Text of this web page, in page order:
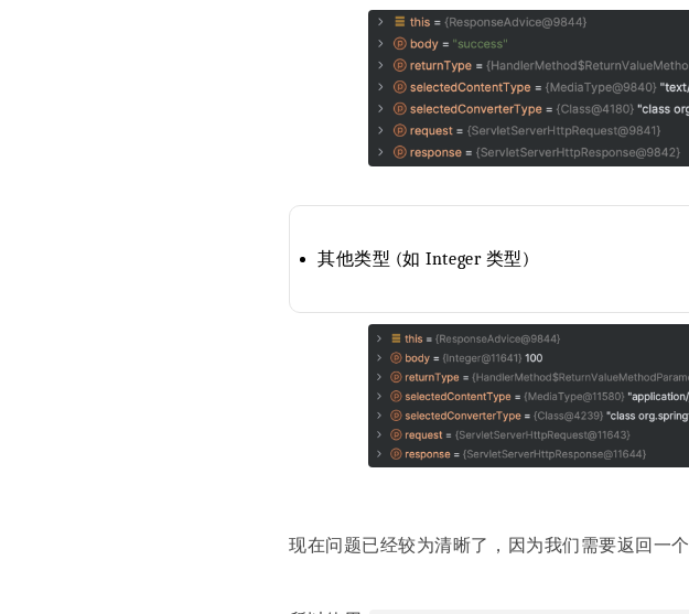
其他类型 (如 Integer 类型)
现在问题已经较为清晰了，因为我们需要返回一个